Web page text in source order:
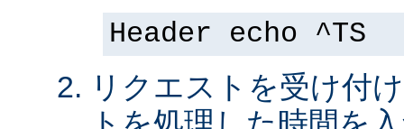
Header echo ^TS
リクエストを受け付